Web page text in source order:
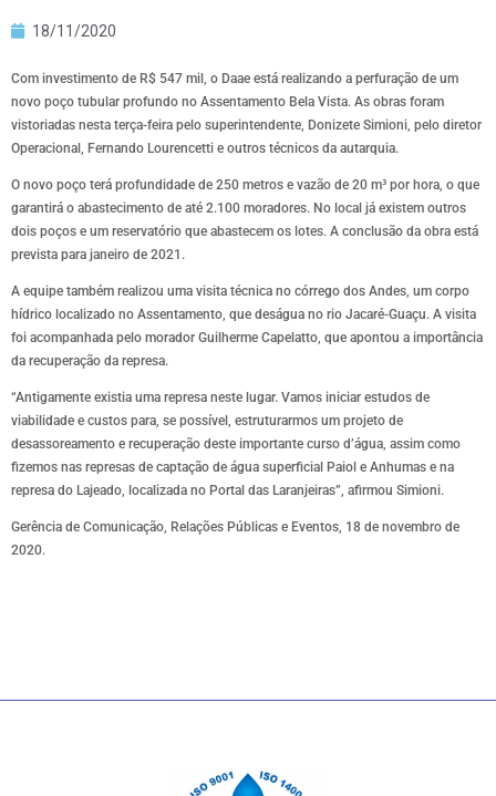
18/11/2020
Com investimento de R$ 547 mil, o Daae está realizando a perfuração de um
novo poço tubular profundo no Assentamento Bela Vista. As obras foram
vistoriadas nesta terça-feira pelo superintendente, Donizete Simioni, pelo diretor
Operacional, Fernando Lourencetti e outros técnicos da autarquia.
O novo poço terá profundidade de 250 metros e vazão de 20 m³ por hora, o que
garantirá o abastecimento de até 2.100 moradores. No local já existem outros
dois poços e um reservatório que abastecem os lotes. A conclusão da obra está
prevista para janeiro de 2021.
A equipe também realizou uma visita técnica no córrego dos Andes, um corpo
hídrico localizado no Assentamento, que deságua no rio Jacaré-Guaçu. A visita
foi acompanhada pelo morador Guilherme Capelatto, que apontou a importância
da recuperação da represa.
“Antigamente existia uma represa neste lugar. Vamos iniciar estudos de
viabilidade e custos para, se possível, estruturarmos um projeto de
desassoreamento e recuperação deste importante curso d’água, assim como
fizemos nas represas de captação de água superficial Paiol e Anhumas e na
represa do Lajeado, localizada no Portal das Laranjeiras”, afirmou Simioni.
Gerência de Comunicação, Relações Públicas e Eventos, 18 de novembro de
2020.